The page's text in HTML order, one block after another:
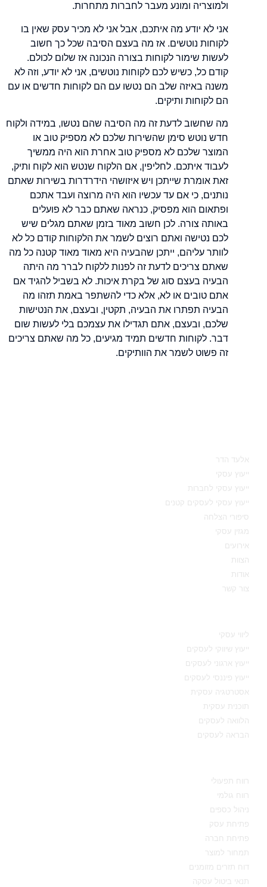
ולמוצריה ומונע מעבר לחברות מתחרות.
אני לא יודע מה איתכם, אבל אני לא מכיר עסק שאין בו
לקוחות נוטשים. אז מה בעצם הסיבה שכל כך חשוב
לעשות שימור לקוחות בצורה הנכונה אז שלום לכולם.
קודם כל, כשיש לכם לקוחות נוטשים, אני לא יודע, וזה לא
משנה באיזה שלב הם נטשו עם הם לקוחות חדשים או עם
הם לקוחות ותיקים.
מה שחשוב לדעת זה מה הסיבה שהם נטשו, במידה ולקוח
חדש נוטש סימן שהשירות שלכם לא מספיק טוב או
המוצר שלכם לא מספיק טוב אחרת הוא היה ממשיך
לעבוד איתכם. לחליפין, אם הלקוח שנטש הוא לקוח ותיק,
זאת אומרת שייתכן ויש איזושהי הידרדרות בשירות שאתם
נותנים, כי אם עד עכשיו הוא היה מרוצה ועבד אתכם
ופתאום הוא מפסיק, כנראה שאתם כבר לא פועלים
באותה צורה. לכן חשוב מאוד בזמן שאתם מגלים שיש
לכם נטישה ואתם רוצים לשמר את הלקוחות קודם כל לא
לוותר עליהם, ייתכן שהבעיה היא מאוד מאוד קטנה כל מה
שאתם צריכים לדעת זה לפנות ללקוח לברר מה היתה
הבעיה בעצם סוג של בקרת איכות. לא בשביל להגיד אם
אתם טובים או לא, אלא כדי להשתפר באמת תזהו מה
הבעיה תפתרו את הבעיה, תקטין, ובעצם, את הנטישות
שלכם, ובעצם, אתם תגדילו את עצמכם בלי לעשות שום
דבר. לקוחות חדשים תמיד מגיעים, כל מה שאתם צריכים
זה פשוט לשמר את הוותיקים.
אלעד הדר
ייעוץ עסקי
ייעוץ עסקי לחברות
ייעוץ עסקי לעסקים קטנים
סיפורי הצלחה
מגזין עסקי
אירועים
הצוות
אודות
צור קשר
ליווי עסקי
ייעוץ שיווקי לעסקים
ייעוץ ארגוני לעסקים
ייעוץ פיננסי לעסקים
אסטרטגיה עסקית
תוכנית עסקית
הלוואה לעסקים
הבראה לעסקים
רווח תפעולי
רווח גולמי
ניהול כספים
פתיחת עסק
פתיחת חברה
תמחור למוצר
דוח תזרים מזומנים
תנאי ביטול עסקה